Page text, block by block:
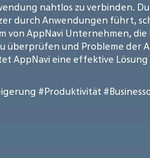
nahtlos zu verbinden.
durch Anwendungen führt,
von AppNavi Unternehmen, die
überprüfen und Probleme der
AppNavi eine effektive
#Produktivität